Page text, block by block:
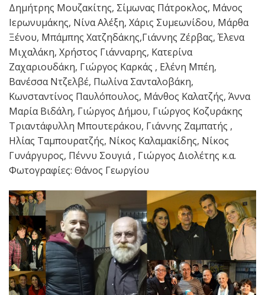
Δημήτρης Μουζακίτης, Σίμωνας Πάτροκλος, Μάνος
Ιερωνυμάκης, Νίνα Αλέξη, Χάρις Συμεωνίδου, Μάρθα
Ξένου, Μπάμπης Χατζηδάκης,Γιάννης Ζέρβας, Έλενα
Μιχαλάκη, Χρήστος Γιάνναρης, Κατερίνα
Ζαχαριουδάκη, Γιώργος Καρκάς , Ελένη Μπέη,
Βανέσσα Ντζελβέ, Πωλίνα Σανταλοβάκη,
Κωνσταντίνος Παυλόπουλος, Μάνθος Καλατζής, Άννα
Μαρία Βιδάλη, Γιώργος Δήμου, Γιώργος Κοζυράκης
Τριαντάφυλλη Μπουτεράκου, Γιάννης Ζαμπατής ,
Ηλίας Ταμπουρατζής, Νίκος Καλαμακίδης, Νίκος
Γυνάργυρος, Πέννυ Σουγιά , Γιώργος Διολέτης κ.α.
Φωτογραφίες: Θάνος Γεωργίου